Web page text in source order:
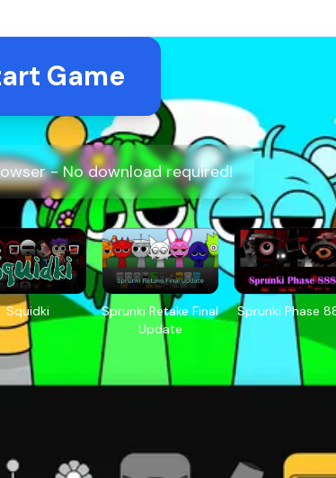
Game
- No download required!
Squidki
Sprunki Retake Final
Update
Sprunki Phase